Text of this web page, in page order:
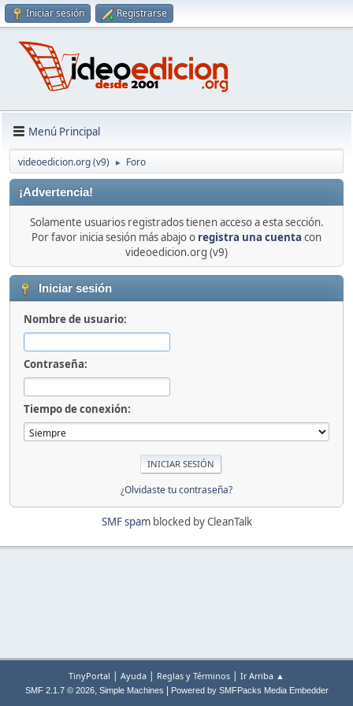
Iniciar sesión Registrarse
Menú Principal
videoedicion.org (v9) ► Foro
¡Advertencia!
Solamente usuarios registrados tienen acceso a esta sección.
Por favor inicia sesión más abajo o registra una cuenta con
videoedicion.org (v9)
Iniciar sesión
Nombre de usuario:
Contraseña:
Tiempo de conexión:
¿Olvidaste tu contraseña?
SMF spamblocked by CleanTalk
TinyPortal | Ayuda | Reglas y Términos | Ir Arriba ▲
SMF 2.1.7 © 2026, Simple Machines Powered by SMFPacks Media Embedder